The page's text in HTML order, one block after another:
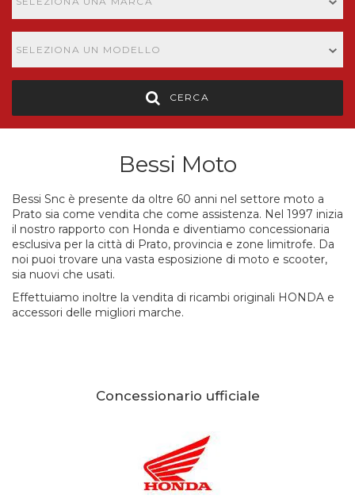
SELEZIONA UN MODELLO
CERCA
Bessi Moto
Bessi Snc è presente da oltre 60 anni nel settore moto a
Prato sia come vendita che come assistenza. Nel 1997 inizia
il nostro rapporto con Honda e diventiamo concessionaria
esclusiva per la città di Prato, provincia e zone limitrofe. Da
noi puoi trovare una vasta esposizione di moto e scooter,
sia nuovi che usati.
Effettuiamo inoltre la vendita di ricambi originali HONDA e
accessori delle migliori marche.
Concessionario ufficiale